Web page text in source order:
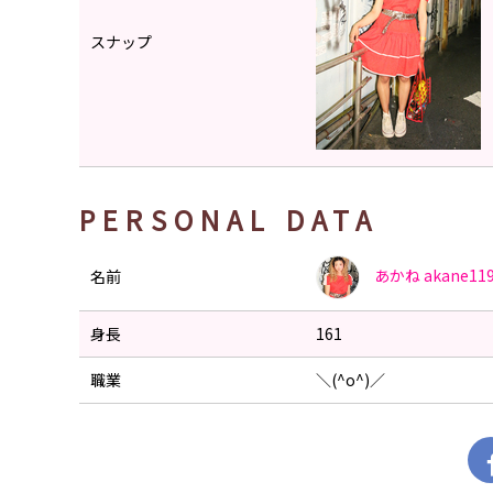
スナップ
PERSONAL DATA
名前 あかね
身長 161
職業 ＼(^o^)／